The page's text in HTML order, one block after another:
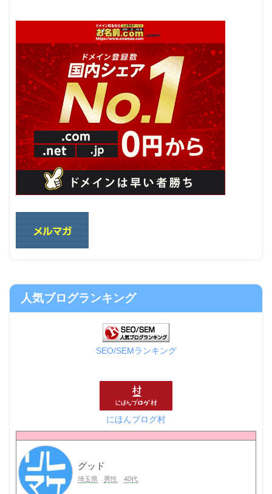
人気ブログランキング
SEO/SEMランキング
にほんブログ村
グッド
埼玉県 男性 40代